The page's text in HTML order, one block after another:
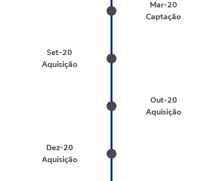
Mar-20
Captação
Set-20
Aquisição
Out-20
Aquisição
Dez-20
Aquisição